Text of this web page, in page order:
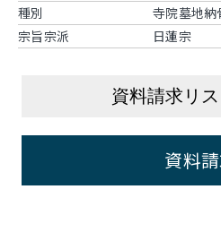
種別
寺院墓地納
宗旨宗派
日蓮宗
資料請求リ
資料